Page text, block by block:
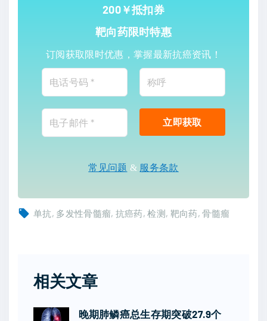
200￥抵扣券
靶向药限时特惠
订阅获取限时优惠，掌握最新抗癌资讯！
常见问题 & 服务条款
单抗 多发性骨髓瘤 抗癌药 检测 靶向药 骨髓瘤
相关文章
晚期肺鳞癌总生存期突破27.9个